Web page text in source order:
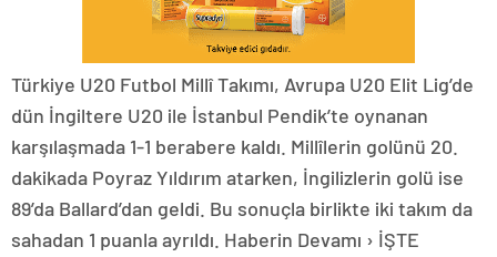
Türkiye U20 Futbol Millî Takımı, Avrupa U20 Elit Lig’de
dün İngiltere U20 ile İstanbul Pendik’te oynanan
karşılaşmada 1-1 berabere kaldı. Millîlerin golünü 20.
dakikada Poyraz Yıldırım atarken, İngilizlerin golü ise
89’da Ballard’dan geldi. Bu sonuçla birlikte iki takım da
sahadan 1 puanla ayrıldı. Haberin Devamı › İŞTE